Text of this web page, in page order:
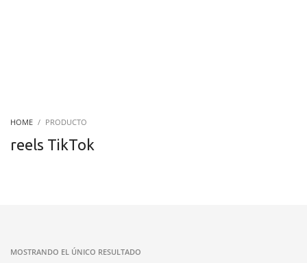
HOME PRODUCTO
reels TikTok
MOSTRANDO EL ÚNICO RESULTADO